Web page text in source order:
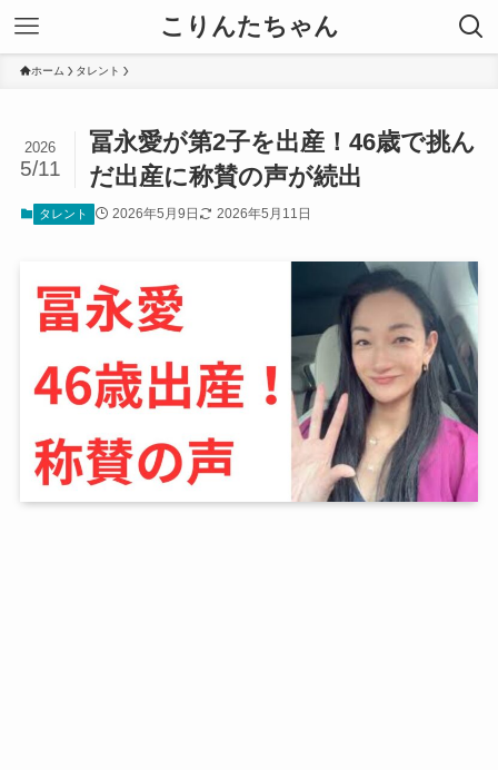
こりんたちゃん
ホーム タレント
冨永愛が第2子を出産！46歳で挑ん
だ出産に称賛の声が続出
2026
5/11
タレント 2026年5月9日 2026年5月11日